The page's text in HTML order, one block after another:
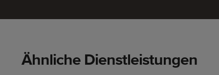
Ähnliche Dienstleistungen